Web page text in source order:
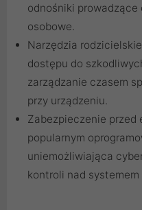
odnośniki prowadzące
osobowe.
Narzędzia
dostępu do
zarządzanie czasem
przy urządzeniu.
Zabezpieczenie przed
popularnym
uniemożliwiająca
kontroli nad systemem